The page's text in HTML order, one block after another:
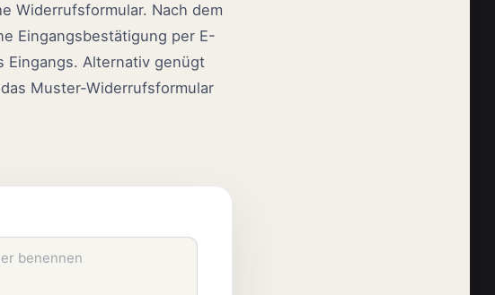
Widerrufsformular. Nach dem
Eingangsbestätigung per E-
Eingangs. Alternativ genügt
Muster-Widerrufsformular